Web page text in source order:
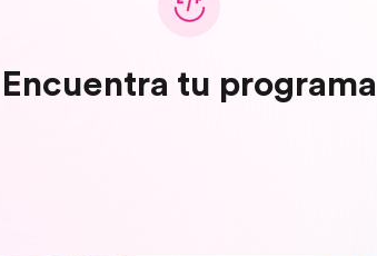
Encuentra tu programa